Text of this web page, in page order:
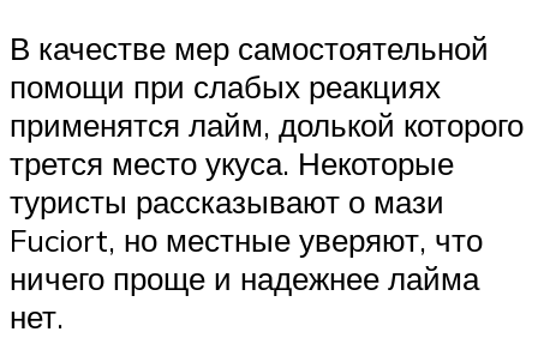
В качестве мер самостоятельной
помощи при слабых реакциях
применятся лайм, долькой которого
трется место укуса. Некоторые
туристы рассказывают о мази
Fuciort, но местные уверяют, что
ничего проще и надежнее лайма
нет.